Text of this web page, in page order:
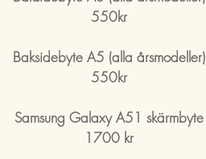
550kr
Baksidebyte A5 (alla årsmodeller)
550kr
Samsung Galaxy A51 skärmbyte
1700 kr